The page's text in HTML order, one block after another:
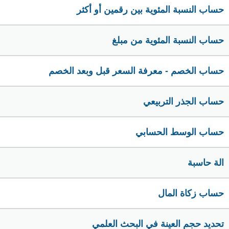
حساب النسبة المئوية بين رقمين أو أكثر
حساب النسبة المئوية من مبلغ
حساب الخصم - معرفة السعر قبل وبعد الخصم
حساب الجذر التربيعي
حساب الوسط الحسابي
الة حاسبة
حساب زكاة المال
تحديد حجم العينة في البحث العلمي